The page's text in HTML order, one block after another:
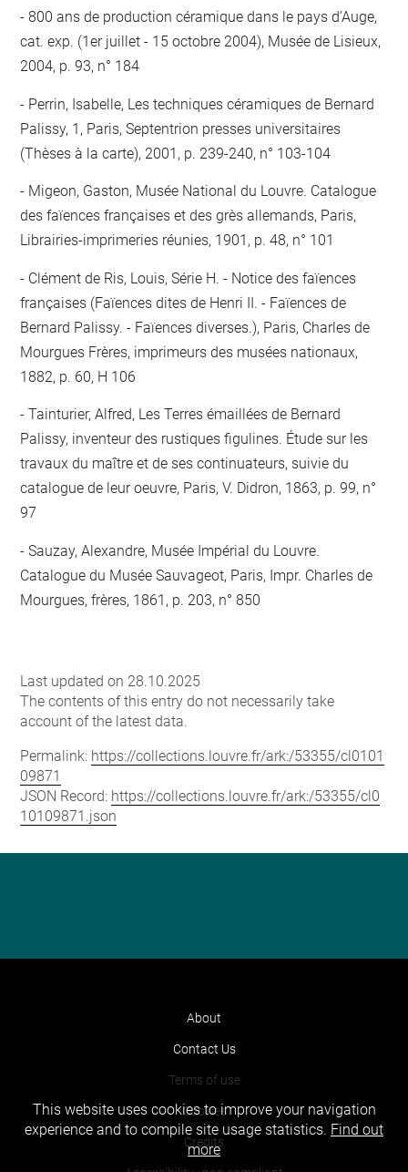
800 ans de production céramique dans le pays d’Auge,
cat. exp. (1er juillet - 15 octobre 2004), Musée de Lisieux,
2004, p. 93, n° 184
Perrin, Isabelle, Les techniques céramiques de Bernard
Palissy, 1, Paris, Septentrion presses universitaires
(Thèses à la carte), 2001, p. 239-240, n° 103-104
Migeon, Gaston, Musée National du Louvre. Catalogue
des faïences françaises et des grès allemands, Paris,
Librairies-imprimeries réunies, 1901, p. 48, n° 101
Clément de Ris, Louis, Série H. - Notice des faïences
françaises (Faïences dites de Henri II. - Faïences de
Bernard Palissy. - Faïences diverses.), Paris, Charles de
Mourgues Frères, imprimeurs des musées nationaux,
1882, p. 60, H 106
Tainturier, Alfred, Les Terres émaillées de Bernard
Palissy, inventeur des rustiques figulines. Étude sur les
travaux du maître et de ses continuateurs, suivie du
catalogue de leur oeuvre, Paris, V. Didron, 1863, p. 99, n°
97
Sauzay, Alexandre, Musée Impérial du Louvre.
Catalogue du Musée Sauvageot, Paris, Impr. Charles de
Mourgues, frères, 1861, p. 203, n° 850
Last updated on 28.10.2025
The contents of this entry do not necessarily take
account of the latest data.
Permalink: https://collections.louvre.fr/ark:/53355/cl0101
09871
JSON Record: https://collections.louvre.fr/ark:/53355/cl0
10109871.json
About
Contact Us
Terms of use
Cookies
Credits
This website uses cookies to improve your navigation
experience and to compile site usage statistics. Find out
more